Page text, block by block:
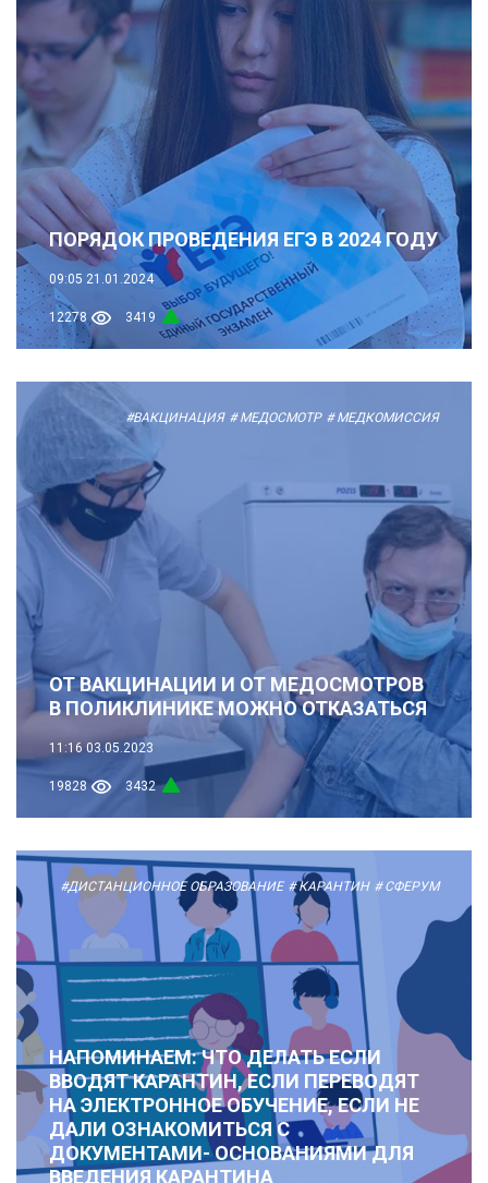
ПОРЯДОК ПРОВЕДЕНИЯ ЕГЭ В 2024 ГОДУ
09:05 21.01.2024
12278 3419
#ВАКЦИНАЦИЯ # МЕДОСМОТР # МЕДКОМИССИЯ
ОТ ВАКЦИНАЦИИ И ОТ МЕДОСМОТРОВ
В ПОЛИКЛИНИКЕ МОЖНО ОТКАЗАТЬСЯ
11:16 03.05.2023
19828 3432
#ДИСТАНЦИОННОЕ ОБРАЗОВАНИЕ # КАРАНТИН # СФЕРУМ
НАПОМИНАЕМ: ЧТО ДЕЛАТЬ ЕСЛИ
ВВОДЯТ КАРАНТИН, ЕСЛИ ПЕРЕВОДЯТ
НА ЭЛЕКТРОННОЕ ОБУЧЕНИЕ, ЕСЛИ НЕ
ДАЛИ ОЗНАКОМИТЬСЯ С
ДОКУМЕНТАМИ- ОСНОВАНИЯМИ ДЛЯ
ВВЕДЕНИЯ КАРАНТИНА